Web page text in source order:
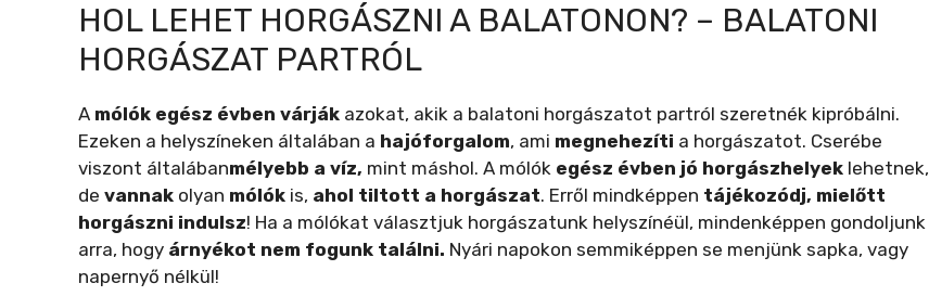
HOL LEHET HORGÁSZNI A BALATONON? – BALATONI
HORGÁSZAT PARTRÓL
A mólók egész évben várják azokat, akik a balatoni horgászatot partról szeretnék kipróbálni.
Ezeken a helyszíneken általában a hajóforgalom, ami megnehezíti a horgászatot. Cserébe
viszont általábanmélyebb a víz, mint máshol. A mólók egész évben jó horgászhelyek lehetnek,
de vannak olyan mólók is, ahol tiltott a horgászat. Erről mindképpen tájékozódj, mielőtt
horgászni indulsz! Ha a mólókat választjuk horgászatunk helyszínéül, mindenképpen gondoljunk
arra, hogy árnyékot nem fogunk találni. Nyári napokon semmiképpen se menjünk sapka, vagy
napernyő nélkül!